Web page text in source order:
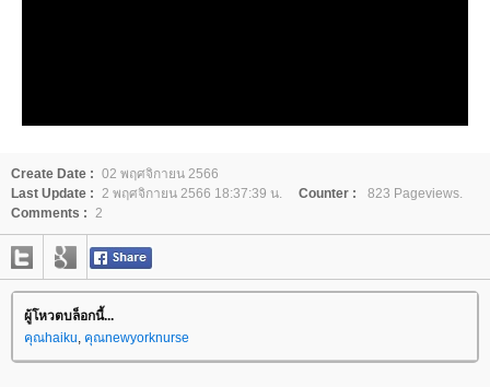
Create Date : 02 พฤศจิกายน 2566
Last Update : 2 พฤศจิกายน 2566 18:37:39 น. Counter :
823 Pageviews.
Comments : 2
ผู้โหวตบล็อกนี้...
คุณhaiku, คุณnewyorknurse